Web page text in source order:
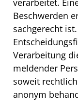
verarbeitet.
Beschwerden
sachgerecht
Verarbeitung
meldender
soweit
anonym